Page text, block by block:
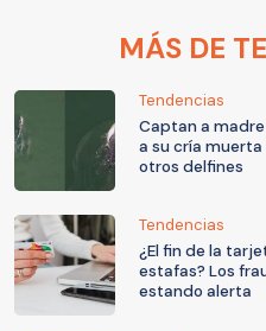
MÁS DE
Tendencias
Captan a
a su cría
otros delfines
Tendencias
¿El fin de la
estafas? Los
estando alerta